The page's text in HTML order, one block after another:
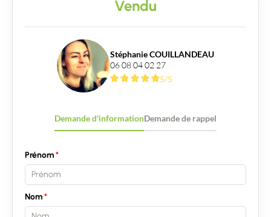
Vendu
Stéphanie COUILLANDEAU
06 08 04 02 27
5/5
Demande d'informationDemande de rappel
Prénom
Nom